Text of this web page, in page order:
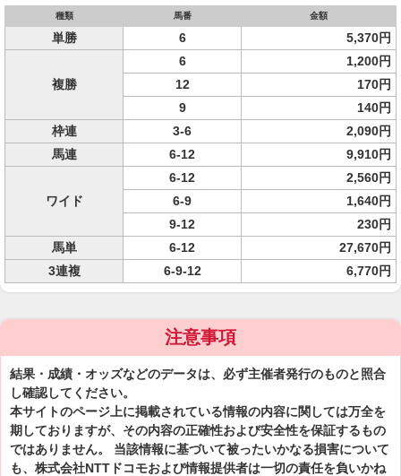
種類 馬番 金額
単勝 6 5,370円
複勝
6
1,200円
12
170円
9
140円
枠連
3-6
2,090円
馬連
6-12 9,910円
ワイド
6-12
2,560円
6-9
1,640円
9-12
230円
馬単
6-12
27,670円
3連複
6-9-12 6,770円
注意事項
結果・成績・オッズなどのデータは、必ず主催者発行のものと照合
し確認してください。
本サイトのページ上に掲載されている情報の内容に関しては万全を
期しておりますが、その内容の正確性および安全性を保証するもの
ではありません。 当該情報に基づいて被ったいかなる損害について
も、株式会社NTTドコモおよび情報提供者は一切の責任を負いかね